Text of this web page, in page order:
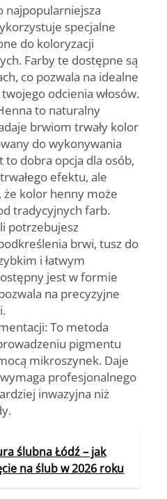
najpopularniejsza
specjalne
do koloryzacji
Farby te dostępne są
co pozwala na idealne
odcienia włosów.
to naturalny
brwiom trwały kolor
do wykonywania
to dobra opcja dla osób,
efektu, ale
że kolor henny może
tradycyjnych farb.
potrzebujesz
brwi, tusz do
i łatwym
jest w formie
na precyzyjne
To metoda
pigmentu
mikroszynek. Daje
profesjonalnego
inwazyjna niż
ślubna Łódź – jak
na ślub w 2026 roku